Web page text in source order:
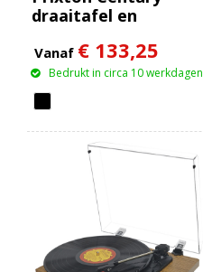
draaitafel en
platen
Vanaf € 133,25
Bedrukt in circa 10 werkdagen